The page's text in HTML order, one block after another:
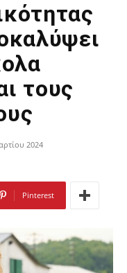
τους
2024
Pinterest